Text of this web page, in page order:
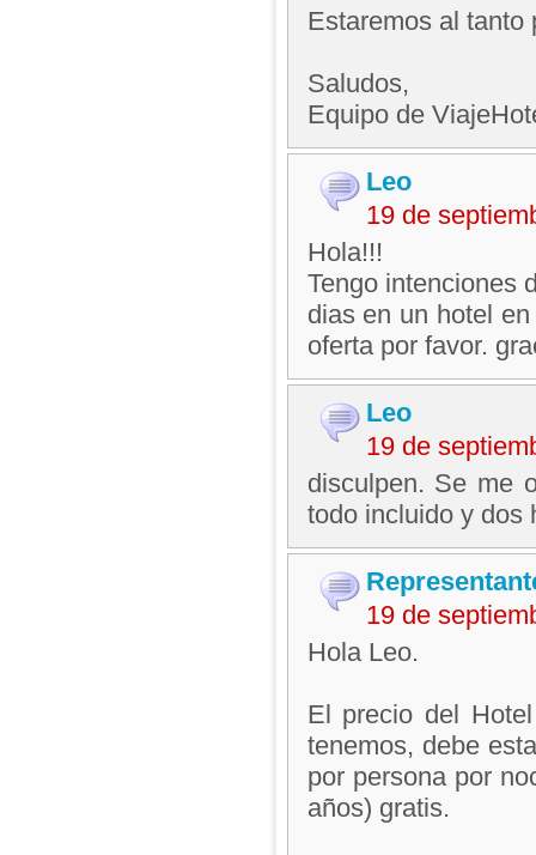
Estaremos al tanto
Saludos,
Equipo de
Leo
19 de
Hola!!!
Tengo intenciones
dias en un hotel
oferta por favor.
Leo
19 de
disculpen. Se me
todo incluido y dos
19 de
Hola Leo.
El precio del
tenemos, debe
por persona por
años) gratis.